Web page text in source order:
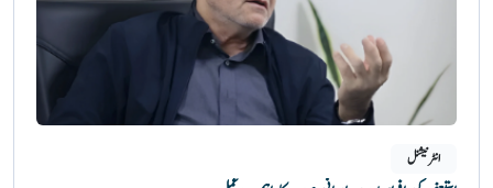
انٹرنیشنل